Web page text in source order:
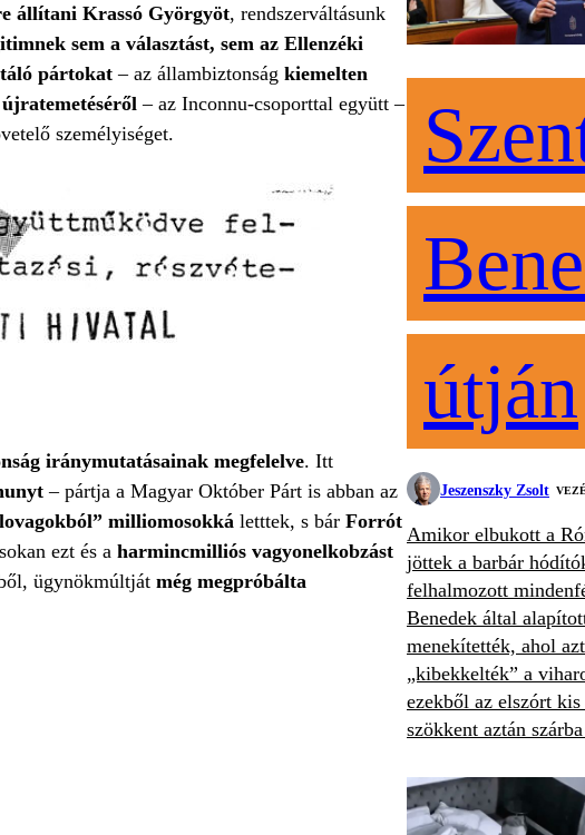
állítani Krassó Györgyöt, rendszerváltásunk
sem a választást, sem az Ellenzéki
pártokat– az állambiztonság kiemelten
– az Inconnu-csoporttal együtt –
személyiséget.
iránymutatásainak megfelelve. Itt
– pártja a Magyar Október Párt is abban az
milliomosokká letttek, s bár Forrót
ezt és a harmincmilliós vagyonelkobzást
ügynökmúltját még megpróbálta
útján
Jeszenszky Zsolt
Amikor elbukott a
jöttek a barbár
felhalmozott
Benedek által
menekítették, ahol
„kibekkelték” a
ezekből az elszórt
szökkent aztán